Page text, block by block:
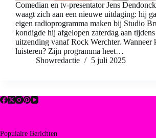
Comedian en tv-presentator Jens
waagt zich aan een nieuwe uitdaging: hij
eigen radioprogramma maken bij Studio
kondigde hij afgelopen zaterdag aan
uitzending vanaf Rock Werchter. Wanneer
luisteren? Zijn programma heet…
Showredactie
5 juli 2025
Populaire Berichten